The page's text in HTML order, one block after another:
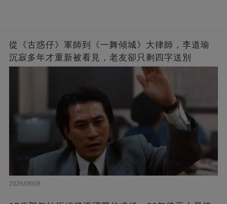
從《古惑仔》軍師到《一舞傾城》大律師，李道瑜
沉寂多年才重新被看見，老友卻只剩四字送別
2026/08/08